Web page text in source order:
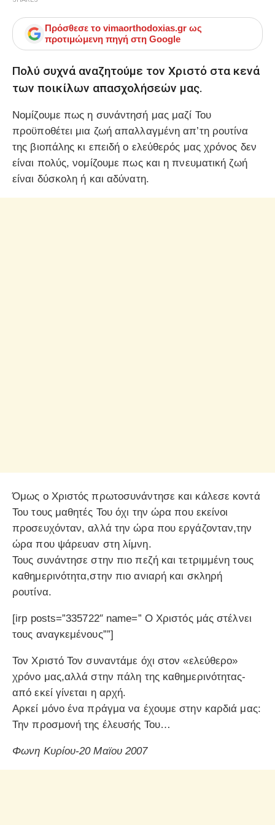
Πρόσθεσε το vimaorthodoxias.gr ως
προτιμώμενη πηγή στη Google
Πολύ συχνά αναζητούμε τον Χριστό στα κενά
των ποικίλων απασχολήσεών μας.
Νομίζουμε πως η συνάντησή μας μαζί Του
προϋποθέτει μια ζωή απαλλαγμένη απ’τη ρουτίνα
της βιοπάλης κι επειδή ο ελεύθερός μας χρόνος δεν
είναι πολύς, νομίζουμε πως και η πνευματική ζωή
είναι δύσκολη ή και αδύνατη.
Όμως ο Χριστός πρωτοσυνάντησε και κάλεσε κοντά
Του τους μαθητές Του όχι την ώρα που εκείνοι
προσευχόνταν, αλλά την ώρα που εργάζονταν,την
ώρα που ψάρευαν στη λίμνη.
Τους συνάντησε στην πιο πεζή και τετριμμένη τους
καθημερινότητα,στην πιο ανιαρή και σκληρή
ρουτίνα.
[irp posts=”335722″ name=” Ο Χριστός μάς στέλνει
τους αναγκεμένους””]
Τον Χριστό Τον συναντάμε όχι στον «ελεύθερο»
χρόνο μας,αλλά στην πάλη της καθημερινότητας-
από εκεί γίνεται η αρχή.
Αρκεί μόνο ένα πράγμα να έχουμε στην καρδιά μας:
Την προσμονή της έλευσής Του…
Φωνη Κυρίου-20 Μαϊου 2007